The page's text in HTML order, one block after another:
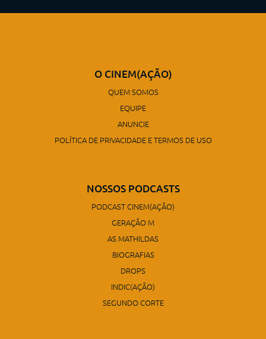
O CINEM(AÇÃO)
QUEM SOMOS
EQUIPE
ANUNCIE
POLÍTICA DE PRIVACIDADE E TERMOS DE USO
NOSSOS PODCASTS
PODCAST CINEM(AÇÃO)
GERAÇÃO M
AS MATHILDAS
BIOGRAFIAS
DROPS
INDIC(AÇÃO)
SEGUNDO CORTE